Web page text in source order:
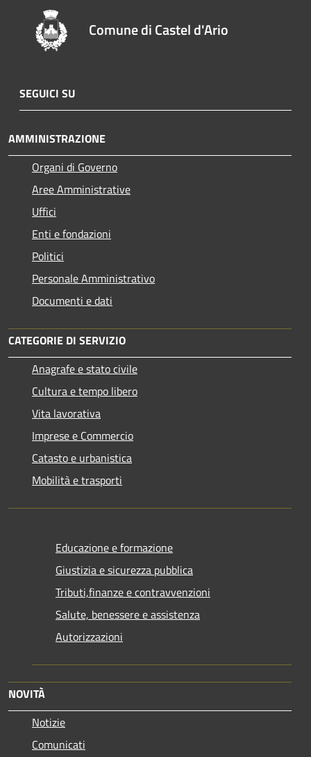
Comune di Castel d'Ario
SEGUICI SU
AMMINISTRAZIONE
Organi di Governo
Aree Amministrative
Uffici
Enti e fondazioni
Politici
Personale Amministrativo
Documenti e dati
CATEGORIE DI SERVIZIO
Anagrafe e stato civile
Cultura e tempo libero
Vita lavorativa
Imprese e Commercio
Catasto e urbanistica
Mobilità e trasporti
Educazione e formazione
Giustizia e sicurezza pubblica
Tributi,finanze e contravvenzioni
Salute, benessere e assistenza
Autorizzazioni
NOVITÀ
Notizie
Comunicati